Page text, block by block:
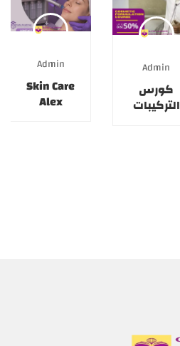
Admin
كورس
التركيبات
Admin
Skin Care
Alex